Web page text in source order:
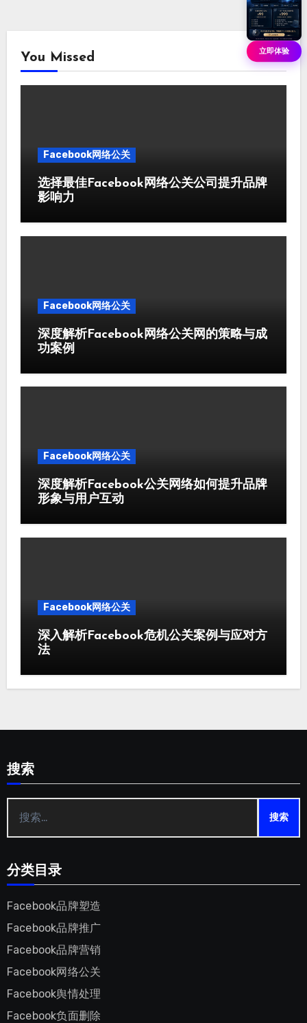
You Missed
Facebook网络公关
选择最佳Facebook网络公关公司提升品牌
影响力
Facebook网络公关
深度解析Facebook网络公关网的策略与成
功案例
Facebook网络公关
深度解析Facebook公关网络如何提升品牌
形象与用户互动
Facebook网络公关
深入解析Facebook危机公关案例与应对方
法
搜索
索：
分类目录
Facebook品牌塑造
Facebook品牌推广
Facebook品牌营销
Facebook网络公关
Facebook舆情处理
Facebook负面删除
立即体验